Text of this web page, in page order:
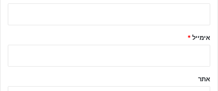
אימייל*
אתר